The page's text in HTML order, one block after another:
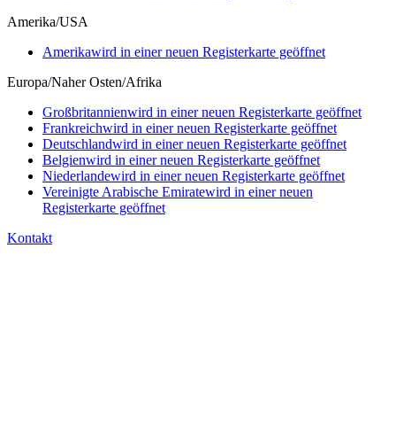
Amerika/USA
Amerikawird in einer neuen Registerkarte geöffnet
Europa/Naher Osten/Afrika
Großbritannienwird in einer neuen Registerkarte geöffnet
Frankreichwird in einer neuen Registerkarte geöffnet
Deutschlandwird in einer neuen Registerkarte geöffnet
Belgienwird in einer neuen Registerkarte geöffnet
Niederlandewird in einer neuen Registerkarte geöffnet
Vereinigte Arabische Emiratewird in einer neuen
Registerkarte geöffnet
Kontakt